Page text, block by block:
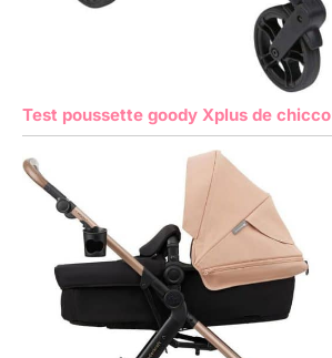
Test poussette goody Xplus de chicco